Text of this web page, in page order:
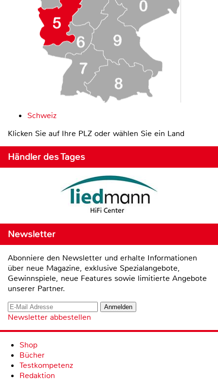
Schweiz
Klicken Sie auf Ihre PLZ oder wählen Sie ein Land
Händler des Tages
Newsletter
Abonniere den Newsletter und erhalte Informationen
über neue Magazine, exklusive Spezialangebote,
Gewinnspiele, neue Features sowie limitierte Angebote
unserer Partner.
Newsletter abbestellen
Shop
Bücher
Testkompetenz
Redaktion